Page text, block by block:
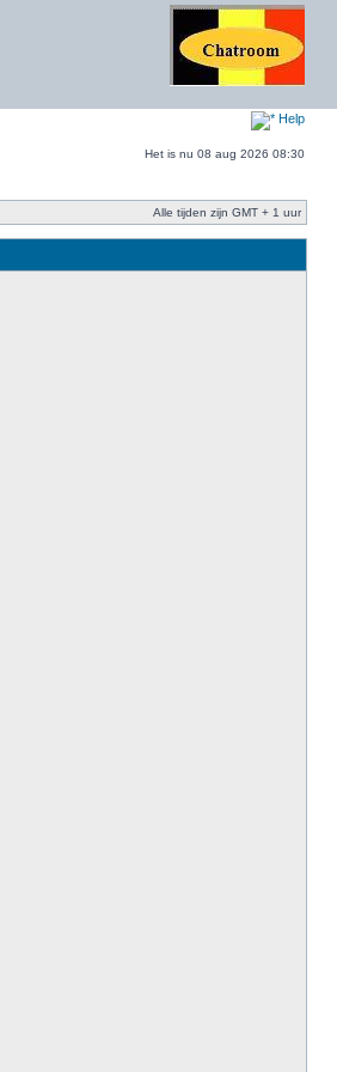
Help
Het is nu 08 aug 2026 08:30
Alle tijden zijn GMT + 1 uur